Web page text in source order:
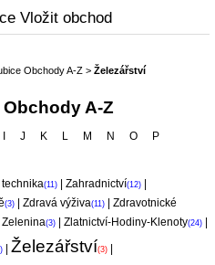
Vložit obchod
Obchody A-Z >Železářství
A-Z
J K L M N O
P
(11) |Zahradnictví(12)
(3) |Zdravá výživa(11) |Zdravotnické
|Zelenina(3) |Zlatnictví-Hodiny-Klenoty(24)
|Železářství(3)